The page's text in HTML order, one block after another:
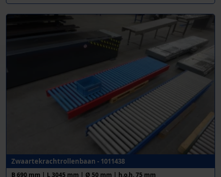
Zwaartekrachtrollenbaan - 1011438
B 690 mm | L 3045 mm | Ø 50 mm | h.o.h. 75 mm